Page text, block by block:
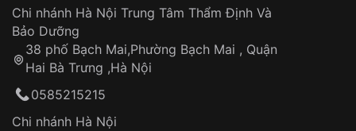
Áp dụng cho tất cả tỉnh thành trên toàn quốc
Thời gian tính từ khi xác nhận đơn hàng thành
công
Hotline: 0585 215 215
Dây đeo
Sản phẩm đã bị:
Tự ý sửa chữa
thống VNLUX
Chi nhánh Hà Nội Trung Tâm Thẩm Định Và
Bảo Dưỡng
38 phố Bạch Mai,Phường Bạch Mai , Quận
Hai Bà Trưng ,Hà Nội
0585215215
Chi nhánh Hà Nội